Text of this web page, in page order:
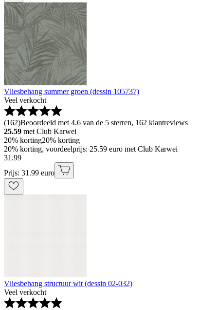
Vliesbehang summer groen (dessin 105737)
Veel verkocht
(162)Beoordeeld met 4.6 van de 5 sterren, 162 klantreviews
25.59 met Club Karwei
20% korting20% korting
20% korting, voordeelprijs: 25.59 euro met Club Karwei
31 .99
Prijs: 31.99 euro
Vliesbehang structuur wit (dessin 02-032)
Veel verkocht